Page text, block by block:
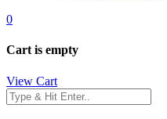
0
Cart is empty
View Cart